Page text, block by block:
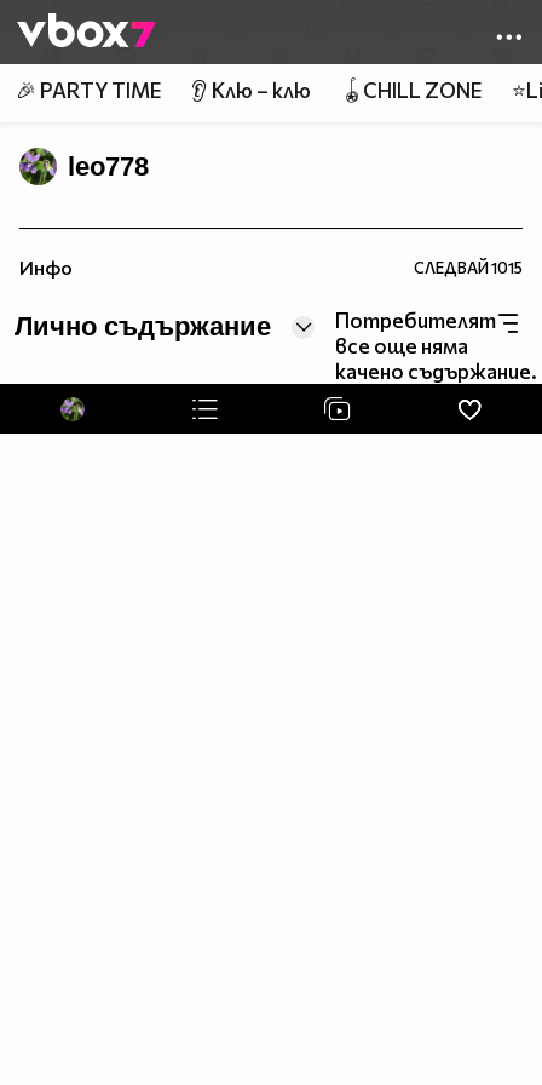
👾
🎉 PARTY TIME 👂 Клю – клю 🪀CHILL ZONE
leo778
Инфо СЛЕДВАЙ1015
Лично съдържание
Потребителят
все още няма
качено съдържание.